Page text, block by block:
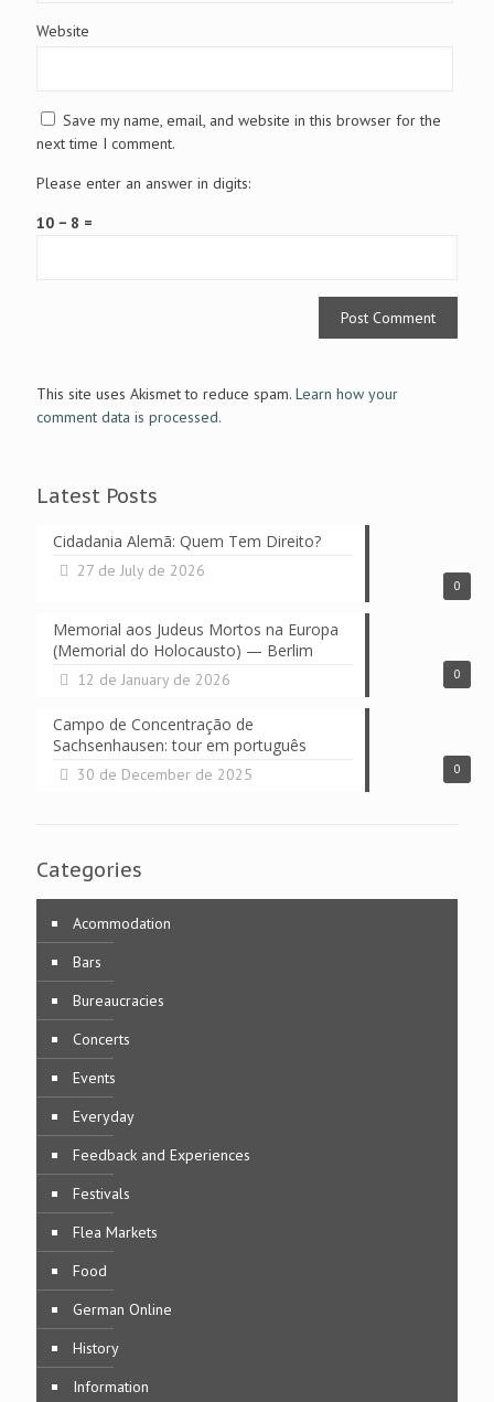
Website
Save my name, email, and website in this browser for the
next time I comment.
Please enter an answer in digits:
10 − 8 =
This site uses Akismet to reduce spam. Learn how your
comment data is processed.
Latest Posts
0
Cidadania Alemã: Quem Tem Direito?
27 de July de 2026
0
Memorial aos Judeus Mortos na Europa
(Memorial do Holocausto) — Berlim
12 de January de 2026
0
Campo de Concentração de
Sachsenhausen: tour em português
30 de December de 2025
Categories
Acommodation
Bars
Bureaucracies
Concerts
Events
Everyday
Feedback and Experiences
Festivals
Flea Markets
Food
German Online
History
Information